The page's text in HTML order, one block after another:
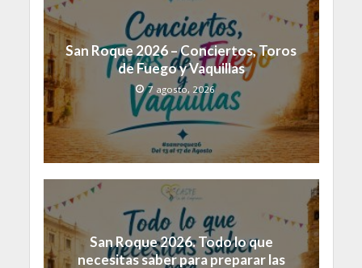
San Roque 2026 – Conciertos, Toros
de Fuego y Vaquillas
7 agosto, 2026
San Roque 2026. Todo lo que
necesitas saber para preparar las